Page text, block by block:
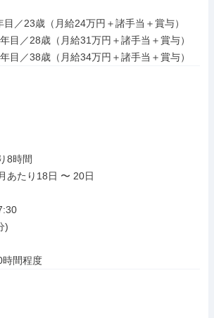
目／23歳（月給24万円＋諸手当＋賞与）
目／28歳（月給31万円＋諸手当＋賞与）
目／38歳（月給34万円＋諸手当＋賞与）
8時間
あたり18日 〜 20日
)
間程度